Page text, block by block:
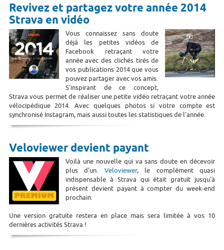
Revivez et partagez votre année 2014
Strava en vidéo
Vous connaissez sans doute
déjà les petites vidéos de
Facebook retraçant votre
année avec des clichés tirés de
vos publications 2014 que vous
pouvez partager avec vos amis.
S'inspirant de ce concept,
Strava vous permet de réaliser une petite vidéo retraçant votre année
vélocipédique 2014. Avec quelques photos si votre compte est
synchronisé Instagram, mais aussi toutes les statistiques de l'année.
Veloviewer devient payant
Voilà une nouvelle qui va sans doute en décevoir
plus d'un. Veloviewer, le complément quasi
indispensable à Strava qui était gratuit jusqu'à
présent devient payant à compter du week-end
prochain.
Une version gratuite restera en place mais sera limitée à vos 10
dernières activités Strava !